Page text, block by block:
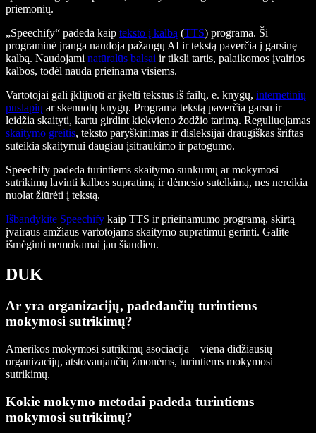
priemonių.
„Speechify“ padeda kaip teksto į kalbą (TTS) programa. Ši
programinė įranga naudoja pažangų AI ir tekstą paverčia į garsinę
kalbą. Naudojami natūralūs balsai ir tiksli tartis, palaikomos įvairios
kalbos, todėl nauda prieinama visiems.
Vartotojai gali įklijuoti ar įkelti tekstus iš failų, e. knygų, internetinių
puslapių ar skenuotų knygų. Programa tekstą paverčia garsu ir
leidžia skaityti, kartu girdint kiekvieno žodžio tarimą. Reguliuojamas
skaitymo greitis, teksto paryškinimas ir disleksijai draugiškas šriftas
suteikia skaitymui daugiau įsitraukimo ir patogumo.
Speechify padeda turintiems skaitymo sunkumų ar mokymosi
sutrikimų lavinti kalbos supratimą ir dėmesio sutelkimą, nes nereikia
nuolat žiūrėti į tekstą.
Išbandykite Speechify kaip TTS ir prieinamumo programą, skirtą
įvairaus amžiaus vartotojams skaitymo supratimui gerinti. Galite
išmėginti nemokamai jau šiandien.
DUK
Ar yra organizacijų, padedančių turintiems
mokymosi sutrikimų?
Amerikos mokymosi sutrikimų asociacija – viena didžiausių
organizacijų, atstovaujančių žmonėms, turintiems mokymosi
sutrikimų.
Kokie mokymo metodai padeda turintiems
mokymosi sutrikimų?